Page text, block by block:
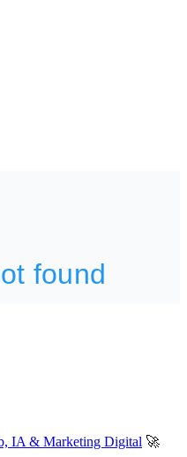
IA & Marketing Digital 🚀